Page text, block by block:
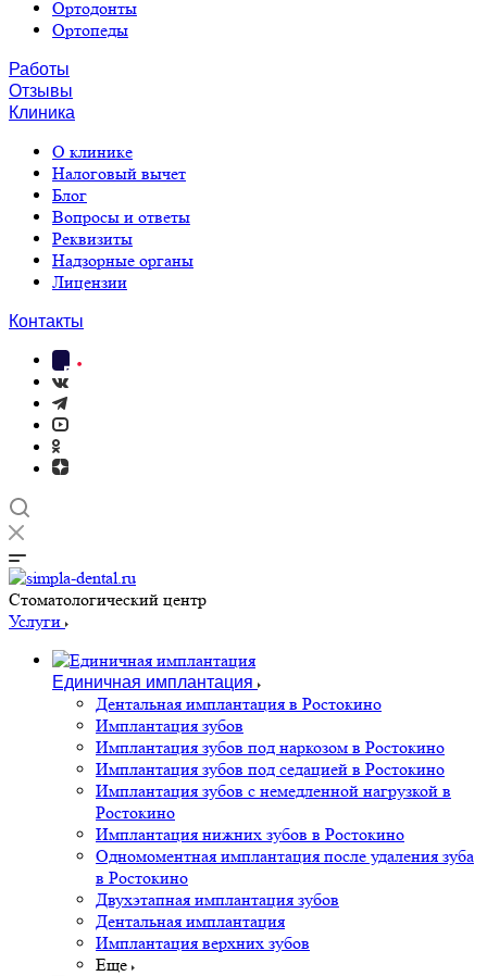
Ортодонты
Ортопеды
Работы
Отзывы
Клиника
О клинике
Налоговый вычет
Блог
Вопросы и ответы
Реквизиты
Надзорные органы
Лицензии
Контакты
Cтоматологический центр
Услуги
Единичная имплантация
Дентальная имплантация в Ростокино
Имплантация зубов
Имплантация зубов под наркозом в Ростокино
Имплантация зубов под седацией в Ростокино
Имплантация зубов с немедленной нагрузкой в
Ростокино
Имплантация нижних зубов в Ростокино
Одномоментная имплантация после удаления зуба
в Ростокино
Двухэтапная имплантация зубов
Дентальная имплантация
Имплантация верхних зубов
Еще